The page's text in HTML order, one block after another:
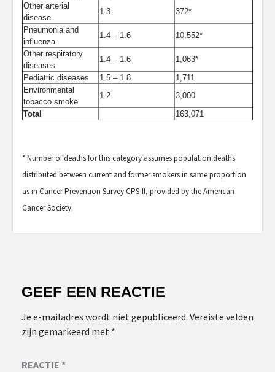
Other arterial
disease
1.3
372*
Pneumonia and
influenza
1.4 – 1.6
10,552*
Other respiratory
diseases
1.4 – 1.6
1,063*
Pediatric diseases
1.5 – 1.8
1,711
Environmental
tobacco smoke
1.2
3,000
Total
163,071
* Number of deaths for this category assumes population deaths
distributed between current and former smokers in same proportion
as in Cancer Prevention Survey CPS-II, provided by the American
Cancer Society.
GEEF EEN REACTIE
Je e-mailadres wordt niet gepubliceerd. Vereiste velden
zijn gemarkeerd met *
REACTIE *